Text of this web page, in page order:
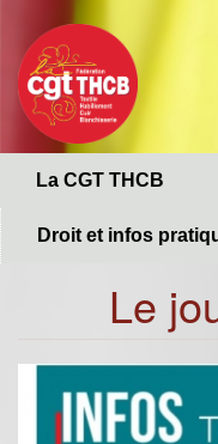
contenu
principal
La CGT THCB
Droit et infos
Le